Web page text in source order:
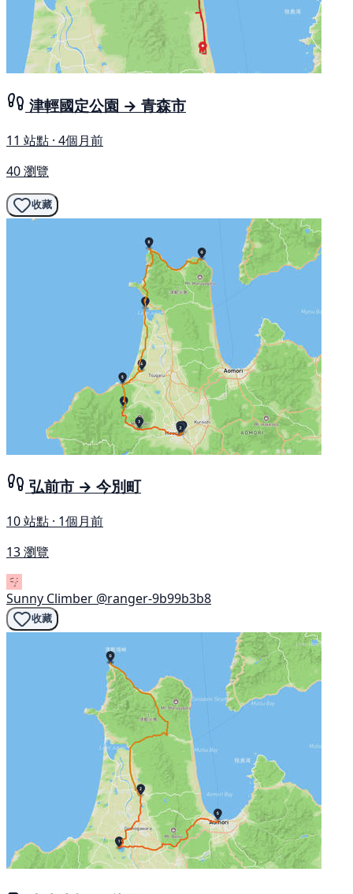
津輕國定公園 → 青森市
11 站點 · 4個月前
40 瀏覽
收藏
弘前市 → 今別町
10 站點 · 1個月前
13 瀏覽
Sunny Climber @ranger-9b99b3b8
收藏